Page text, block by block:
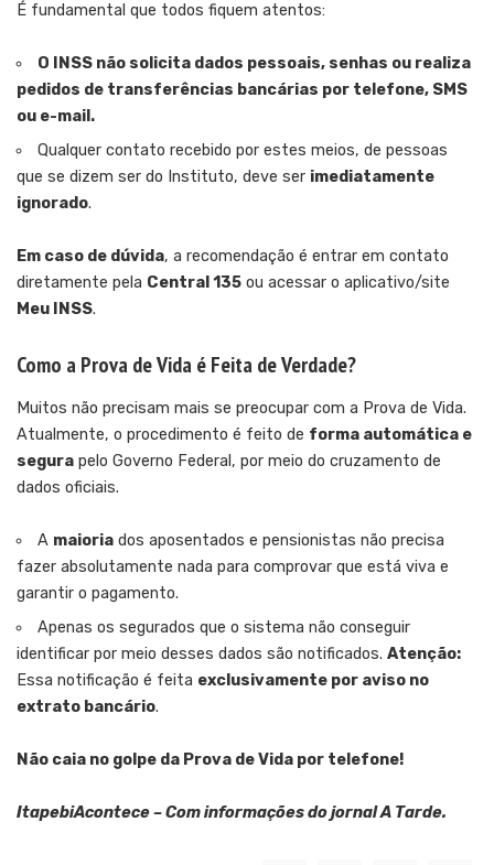
É fundamental que todos fiquem atentos:
O INSS não solicita dados pessoais, senhas ou realiza
pedidos de transferências bancárias por telefone, SMS
ou e-mail.
Qualquer contato recebido por estes meios, de pessoas
que se dizem ser do Instituto, deve ser imediatamente
ignorado.
Em caso de dúvida, a recomendação é entrar em contato
diretamente pela Central 135 ou acessar o aplicativo/site
Meu INSS.
Como a Prova de Vida é Feita de Verdade?
Muitos não precisam mais se preocupar com a Prova de Vida.
Atualmente, o procedimento é feito de forma automática e
segura pelo Governo Federal, por meio do cruzamento de
dados oficiais.
A maioria dos aposentados e pensionistas não precisa
fazer absolutamente nada para comprovar que está viva e
garantir o pagamento.
Apenas os segurados que o sistema não conseguir
identificar por meio desses dados são notificados. Atenção:
Essa notificação é feita exclusivamente por aviso no
extrato bancário.
Não caia no golpe da Prova de Vida por telefone!
ItapebiAcontece – Com informações do jornal A Tarde.